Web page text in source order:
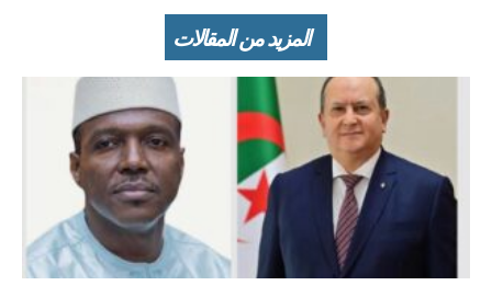
المزيد من المقالات